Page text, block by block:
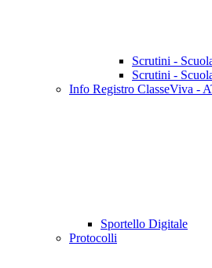
Scrutini -
Scrutini -
Info Registro ClasseViva -
Sportello Digitale
Protocolli